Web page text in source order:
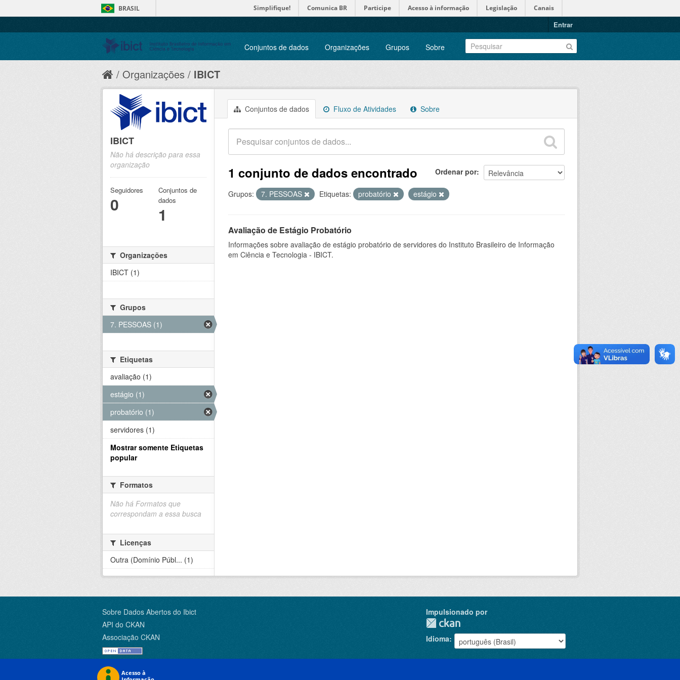
BRASIL Simplifique! Comunica BR Participe Acesso à informação Legislação Canais
Entrar
Conjuntos de dados Organizações Grupos Sobre
Organizações IBICT
Conjuntos de dados Fluxo de Atividades Sobre
Ordenar por
1 conjunto de dados encontrado
Grupos: 7. PESSOAS Etiquetas: probatório estágio
Avaliação de Estágio Probatório
Informações sobre avaliação de estágio probatório de servidores do Instituto Brasileiro de Informação
em Ciência e Tecnologia - IBICT.
IBICT
Não há descrição para essa
organização
Seguidores
0
Conjuntos de
dados
1
Organizações
IBICT (1)
Grupos
7. PESSOAS (1)
Etiquetas
avaliação (1)
estágio (1)
probatório (1)
servidores (1)
Mostrar somente Etiquetas
popular
Formatos
Não há Formatos que
correspondam a essa busca
Licenças
Outra (Domínio Públ... (1)
Sobre Dados Abertos do Ibict
API do CKAN
Associação CKAN
Impulsionado por
Idioma